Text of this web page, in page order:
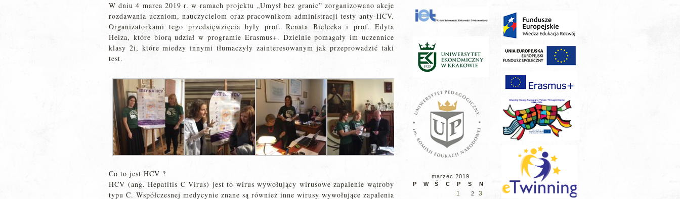
W dniu 4 marca 2019 r. w ramach projektu „Umysł bez granic” zorganizowano akcje
rozdawania uczniom, nauczycielom oraz pracownikom administracji testy anty-HCV.
Organizatorkami tego przedsięwzięcia były prof. Renata Bielecka i prof. Edyta
Heiza, które biorą udział w programie Erasmus+. Dzielnie pomagały im uczennice
klasy 2i, które miedzy innymi tłumaczyły zainteresowanym jak przeprowadzić taki
test.
Co to jest HCV ?
HCV (ang. Hepatitis C Virus) jest to wirus wywołujący wirusowe zapalenie wątroby
typu C. Współczesnej medycynie znane są również inne wirusy wywołujące zapalenia
marzec 2019
P
W Ś C P S N
1 2
3